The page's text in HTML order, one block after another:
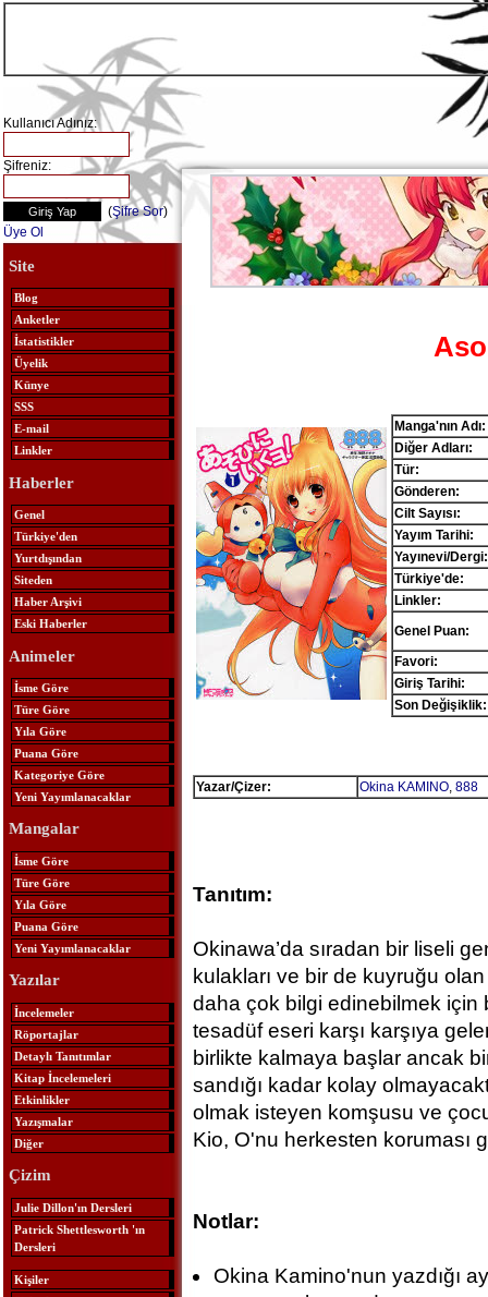
Kullanıcı Adınız:
Şifreniz:
(Şifre Sor)
Üye Ol
Site
Blog
Anketler
İstatistikler
Üyelik
Künye
SSS
E-mail
Linkler
Haberler
Genel
Türkiye'den
Yurtdışından
Siteden
Haber Arşivi
Eski Haberler
Animeler
İsme Göre
Türe Göre
Yıla Göre
Puana Göre
Kategoriye Göre
Yeni Yayımlanacaklar
Mangalar
İsme Göre
Türe Göre
Yıla Göre
Puana Göre
Yeni Yayımlanacaklar
Yazılar
İncelemeler
Röportajlar
Detaylı Tanıtımlar
Kitap İncelemeleri
Etkinlikler
Yazışmalar
Diğer
Çizim
Julie Dillon'ın Dersleri
Patrick Shettlesworth 'ın
Dersleri
Kişiler
Manga'nın Adı:
Diğer Adları:
Tür:
Gönderen:
Cilt Sayısı:
Yayım Tarihi:
Yayınevi/Dergi:
Türkiye'de:
Linkler:
Genel Puan:
Favori:
Giriş Tarihi:
Son Değişiklik:
Yazar/Çizer: Okina KAMINO, 888
Tanıtım:
Okinawa’da sıradan bir liseli
kulakları ve bir de kuyruğu
daha çok bilgi edinebilmek için
tesadüf eseri karşı karşıya
birlikte kalmaya başlar ancak
sandığı kadar kolay
olmak isteyen komşusu ve
Kio, O'nu herkesten koruması
Notlar:
Okina Kamino'nun yazdığı